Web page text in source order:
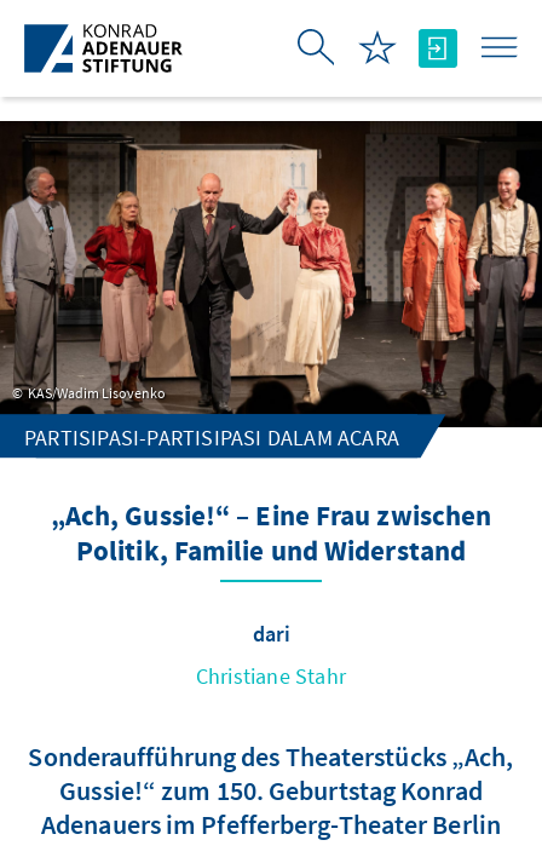
Skip to Main Content
KAS/Wadim Lisovenko
PARTISIPASI-PARTISIPASI DALAM ACARA
„Ach, Gussie!“ – Eine Frau zwischen
Politik, Familie und Widerstand
dari
Christiane Stahr
Sonderaufführung des Theaterstücks „Ach,
Gussie!“ zum 150. Geburtstag Konrad
Adenauers im Pfefferberg-Theater Berlin